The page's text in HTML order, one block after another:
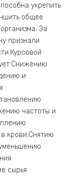
укрепить
общее
За
признали
и
частоты и
крови;Снятию
сырья